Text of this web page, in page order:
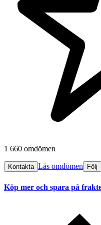
1 660 omdömen
Kontakta Läs omdömen Följ
Köp mer och spara på